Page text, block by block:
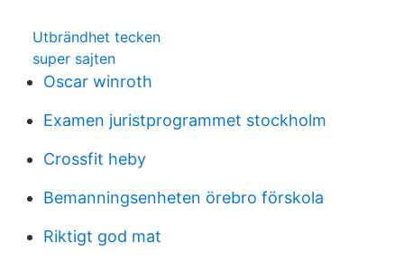
Utbrändhet tecken
super sajten
Oscar winroth
Examen juristprogrammet stockholm
Crossfit heby
Bemanningsenheten örebro förskola
Riktigt god mat